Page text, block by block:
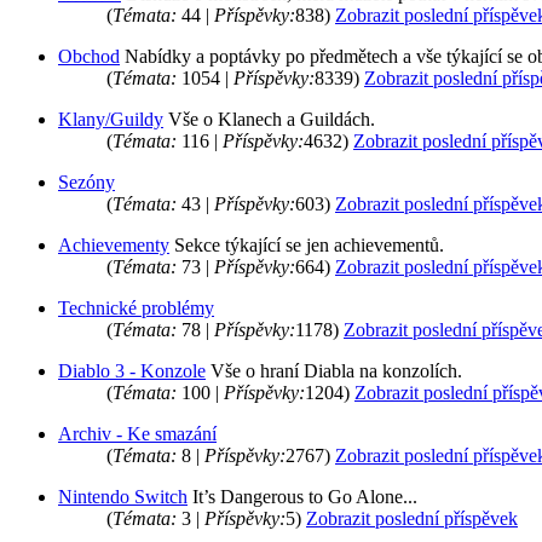
(Témata: 44 | Příspěvky:838) Zobrazit poslední
Obchod Nabídky a poptávky po předmětech a vše týkající se
(Témata: 1054 | Příspěvky:8339) Zobrazit poslední
Klany/Guildy Vše o Klanech a Guildách.
(Témata: 116 | Příspěvky:4632) Zobrazit poslední
Sezóny
(Témata: 43 | Příspěvky:603) Zobrazit poslední
Achievementy Sekce týkající se jen achievementů.
(Témata: 73 | Příspěvky:664) Zobrazit poslední
Technické problémy
(Témata: 78 | Příspěvky:1178) Zobrazit poslední
Diablo 3 - Konzole Vše o hraní Diabla na konzolích.
(Témata: 100 | Příspěvky:1204) Zobrazit poslední
Archiv - Ke smazání
(Témata: 8 | Příspěvky:2767) Zobrazit poslední
Nintendo Switch It’s Dangerous to Go Alone...
(Témata: 3 | Příspěvky:5) Zobrazit poslední příspěvek